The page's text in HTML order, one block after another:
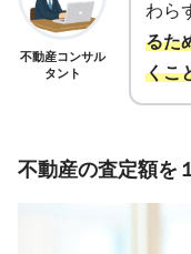
不動産コンサル
タント
わら
るた
くこ
不動産の査定額を